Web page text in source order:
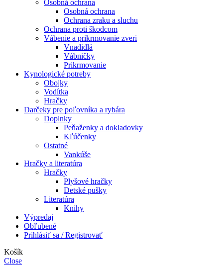
Osobná ochrana
Osobná ochrana
Ochrana zraku a sluchu
Ochrana proti škodcom
Vábenie a prikrmovanie zveri
Vnadidlá
Vábničky
Prikrmovanie
Kynologické potreby
Obojky
Vodítka
Hračky
Darčeky pre poľovníka a rybára
Doplnky
Peňaženky a dokladovky
Kľúčenky
Ostatné
Vankúše
Hračky a literatúra
Hračky
Plyšové hračky
Detské pušky
Literatúra
Knihy
Výpredaj
Obľubené
Prihlásiť sa / Registrovať
Košík
Close